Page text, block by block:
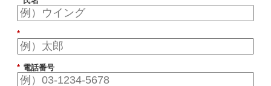
*
* 電話番号